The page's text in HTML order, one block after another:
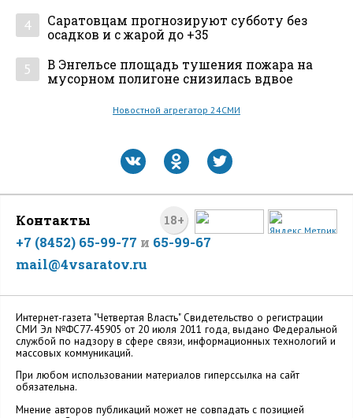
4
Саратовцам прогнозируют субботу без
осадков и с жарой до +35
5
В Энгельсе площадь тушения пожара на
мусорном полигоне снизилась вдвое
Новостной агрегатор 24СМИ
18+
Контакты
+7 (8452) 65-99-77 и 65-99-67
mail@4vsaratov.ru
Интернет-газета "Четвертая Власть" Cвидетельство о регистрации
СМИ Эл №ФС77-45905 от 20 июля 2011 года, выдано Федеральной
службой по надзору в сфере связи, информационных технологий и
массовых коммуникаций.
При любом использовании материалов гиперссылка на сайт
обязательна.
Мнение авторов публикаций может не совпадать с позицией